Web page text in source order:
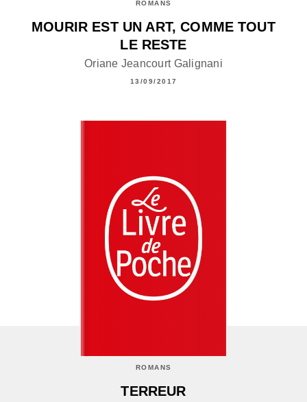
ROMANS
MOURIR EST UN ART, COMME TOUT
LE RESTE
Oriane Jeancourt Galignani
13/09/2017
ROMANS
TERREUR